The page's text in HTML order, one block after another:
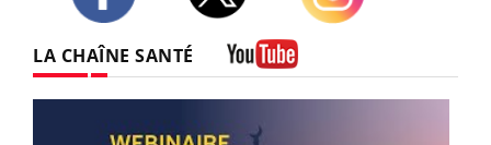
LA CHAÎNE SANTÉ